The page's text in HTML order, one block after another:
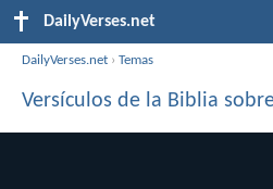
DailyVerses.net
DailyVerses.net ›Temas
Versículos de la Biblia